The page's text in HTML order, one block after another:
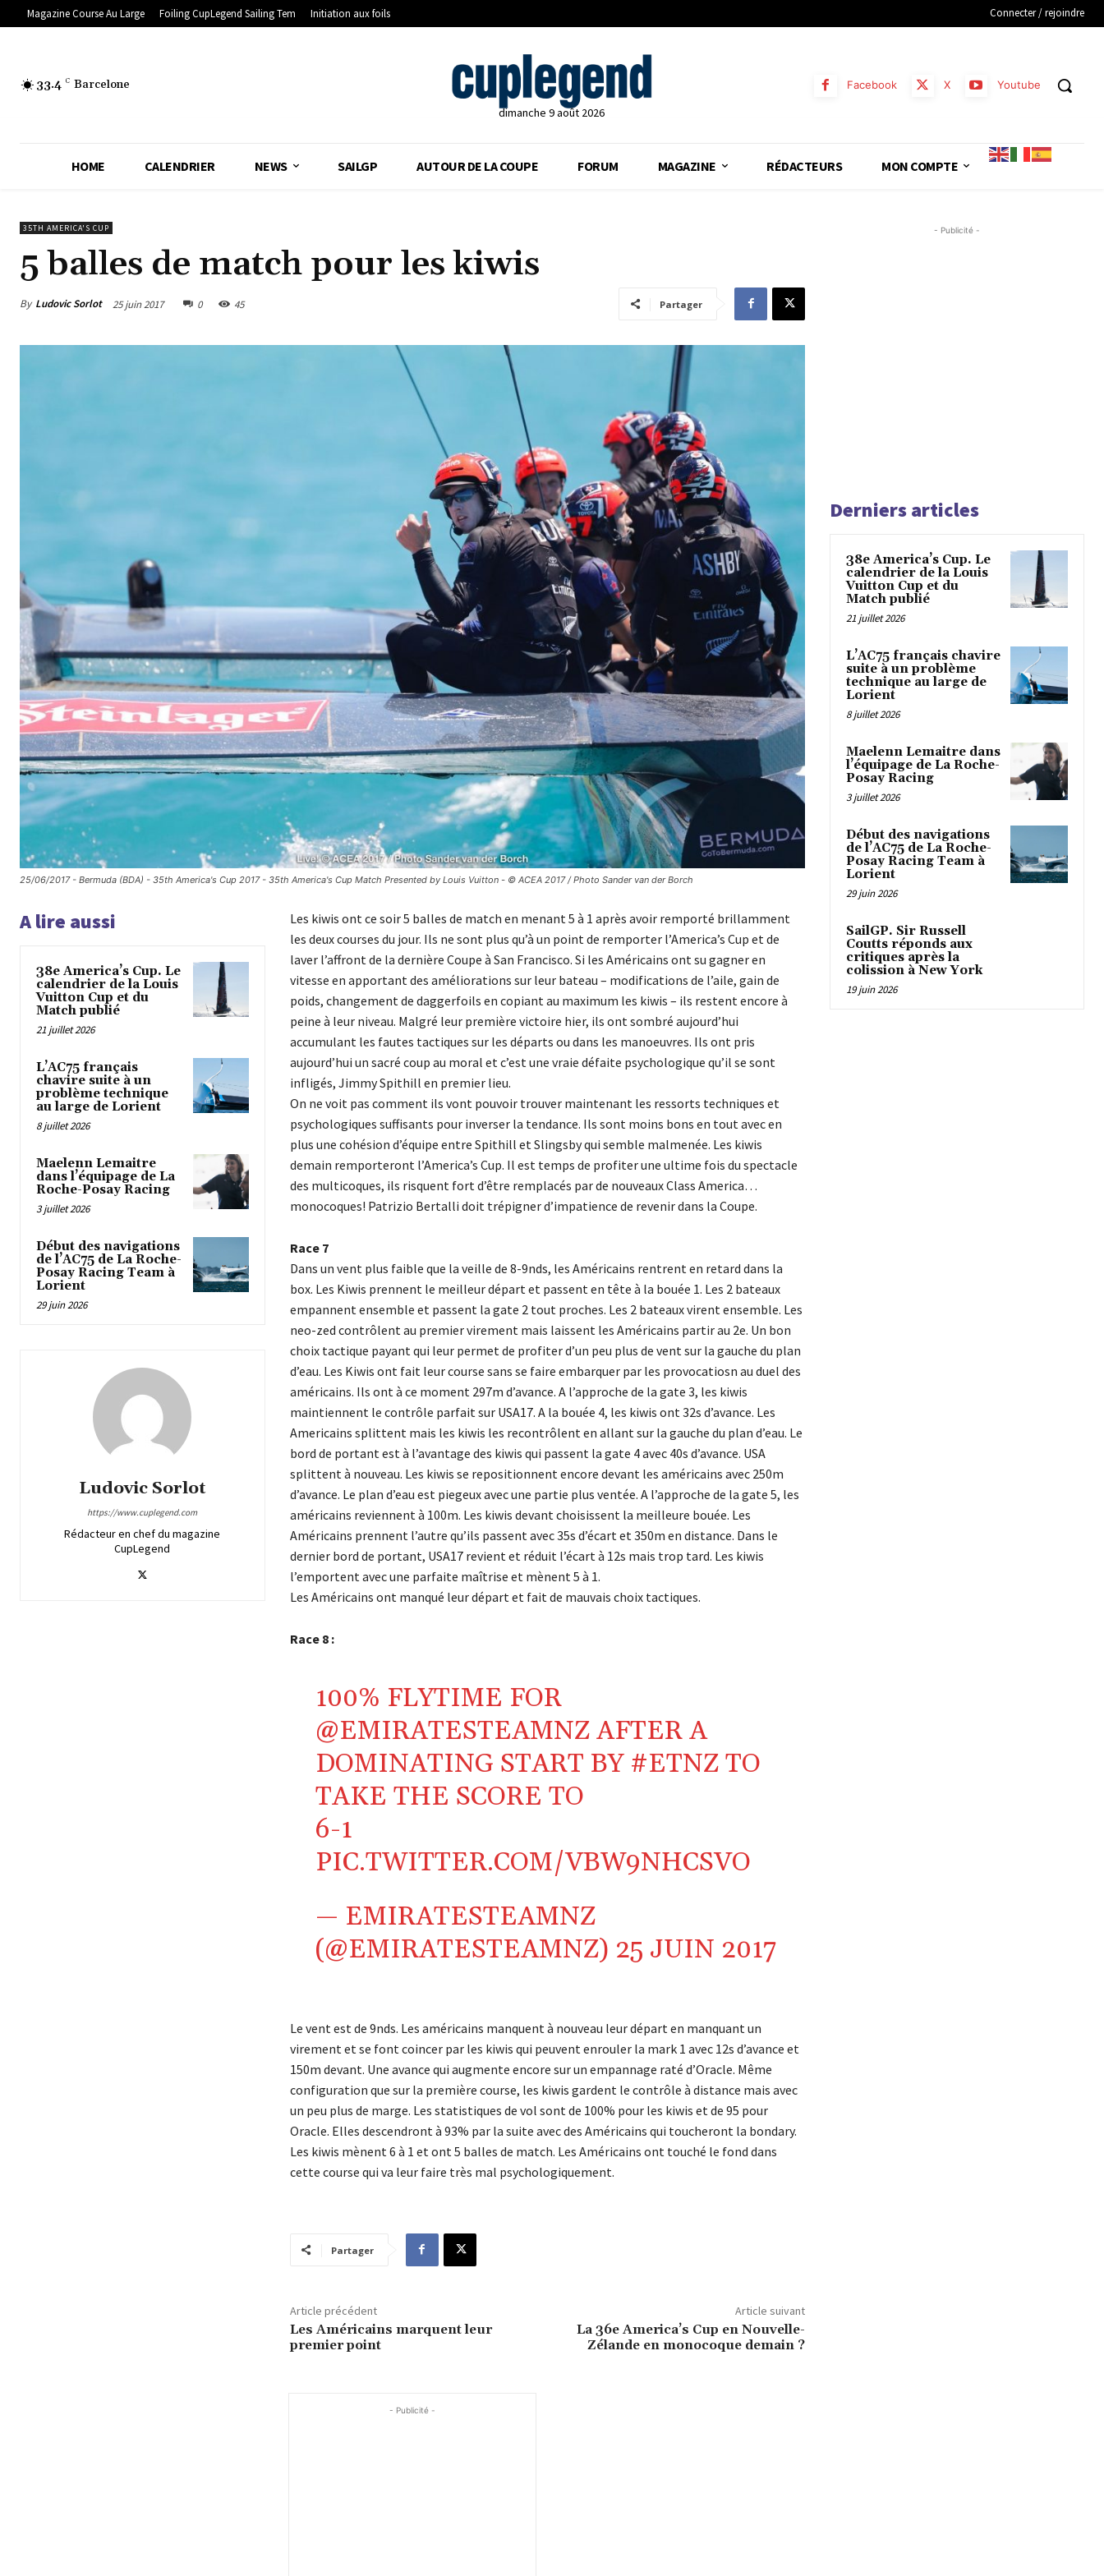
Magazine Course Au Large Foiling CupLegend Sailing Tem Initiation aux foils Connecter / rejoindre
33.4 C Barcelone
dimanche 9 août 2026
Facebook X Youtube
HOME CALENDRIER NEWS SAILGP AUTOUR DE LA COUPE FORUM MAGAZINE RÉDACTEURS MON COMPTE
35TH AMERICA'S CUP
5 balles de match pour les kiwis
By Ludovic Sorlot 25 juin 2017 0 45 Partager
25/06/2017 - Bermuda (BDA) - 35th America's Cup 2017 - 35th America's Cup Match Presented by Louis Vuitton - © ACEA 2017 / Photo Sander van der Borch
A lire aussi
38e America’s Cup. Le
calendrier de la Louis
Vuitton Cup et du
Match publié
21 juillet 2026
L’AC75 français
chavire suite à un
problème technique
au large de Lorient
8 juillet 2026
Maelenn Lemaitre
dans l’équipage de La
Roche-Posay Racing
3 juillet 2026
Début des navigations
de l’AC75 de La Roche-
Posay Racing Team à
Lorient
29 juin 2026
Ludovic Sorlot
https://www.cuplegend.com
Rédacteur en chef du magazine
CupLegend
Les kiwis ont ce soir 5 balles de match en menant 5 à 1 après avoir remporté brillamment
les deux courses du jour. Ils ne sont plus qu’à un point de remporter l’America’s Cup et de
laver l’affront de la dernière Coupe à San Francisco. Si les Américains ont su gagner en
vitesse en apportant des améliorations sur leur bateau – modifications de l’aile, gain de
poids, changement de daggerfoils en copiant au maximum les kiwis – ils restent encore à
peine à leur niveau. Malgré leur première victoire hier, ils ont sombré aujourd’hui
accumulant les fautes tactiques sur les départs ou dans les manoeuvres. Ils ont pris
aujourd’hui un sacré coup au moral et c’est une vraie défaite psychologique qu’il se sont
infligés, Jimmy Spithill en premier lieu.
On ne voit pas comment ils vont pouvoir trouver maintenant les ressorts techniques et
psychologiques suffisants pour inverser la tendance. Ils sont moins bons en tout avec en
plus une cohésion d’équipe entre Spithill et Slingsby qui semble malmenée. Les kiwis
demain remporteront l’America’s Cup. Il est temps de profiter une ultime fois du spectacle
des multicoques, ils risquent fort d’être remplacés par de nouveaux Class America…
monocoques! Patrizio Bertalli doit trépigner d’impatience de revenir dans la Coupe.
Race 7
Dans un vent plus faible que la veille de 8-9nds, les Américains rentrent en retard dans la
box. Les Kiwis prennent le meilleur départ et passent en tête à la bouée 1. Les 2 bateaux
empannent ensemble et passent la gate 2 tout proches. Les 2 bateaux virent ensemble. Les
neo-zed contrôlent au premier virement mais laissent les Américains partir au 2e. Un bon
choix tactique payant qui leur permet de profiter d’un peu plus de vent sur la gauche du plan
d’eau. Les Kiwis ont fait leur course sans se faire embarquer par les provocatiosn au duel des
américains. Ils ont à ce moment 297m d’avance. A l’approche de la gate 3, les kiwis
maintiennent le contrôle parfait sur USA17. A la bouée 4, les kiwis ont 32s d’avance. Les
Americains splittent mais les kiwis les recontrôlent en allant sur la gauche du plan d’eau. Le
bord de portant est à l’avantage des kiwis qui passent la gate 4 avec 40s d’avance. USA
splittent à nouveau. Les kiwis se repositionnent encore devant les américains avec 250m
d’avance. Le plan d’eau est piegeux avec une partie plus ventée. A l’approche de la gate 5, les
américains reviennent à 100m. Les kiwis devant choisissent la meilleure bouée. Les
Américains prennent l’autre qu’ils passent avec 35s d’écart et 350m en distance. Dans le
dernier bord de portant, USA17 revient et réduit l’écart à 12s mais trop tard. Les kiwis
l’emportent avec une parfaite maîtrise et mènent 5 à 1.
Les Américains ont manqué leur départ et fait de mauvais choix tactiques.
Race 8 :
100% FLYTIME FOR
@EMIRATESTEAMNZAFTER A
DOMINATING START BY #ETNZTO
TAKE THE SCORE TO
6-1
PIC.TWITTER.COM/VBW9NHCSVO
— EMIRATESTEAMNZ
(@EMIRATESTEAMNZ) 25 JUIN 2017
Le vent est de 9nds. Les américains manquent à nouveau leur départ en manquant un
virement et se font coincer par les kiwis qui peuvent enrouler la mark 1 avec 12s d’avance et
150m devant. Une avance qui augmente encore sur un empannage raté d’Oracle. Même
configuration que sur la première course, les kiwis gardent le contrôle à distance mais avec
un peu plus de marge. Les statistiques de vol sont de 100% pour les kiwis et de 95 pour
Oracle. Elles descendront à 93% par la suite avec des Américains qui toucheront la bondary.
Les kiwis mènent 6 à 1 et ont 5 balles de match. Les Américains ont touché le fond dans
cette course qui va leur faire très mal psychologiquement.
Partager
Article précédent
Les Américains marquent leur
premier point
Article suivant
La 36e America’s Cup en Nouvelle-
Zélande en monocoque demain ?
- Publicité -
- Publicité -
Derniers articles
38e America’s Cup. Le
calendrier de la Louis
Vuitton Cup et du
Match publié
21 juillet 2026
L’AC75 français chavire
suite à un problème
technique au large de
Lorient
8 juillet 2026
Maelenn Lemaitre dans
l’équipage de La Roche-
Posay Racing
3 juillet 2026
Début des navigations
de l’AC75 de La Roche-
Posay Racing Team à
Lorient
29 juin 2026
SailGP. Sir Russell
Coutts réponds aux
critiques après la
colission à New York
19 juin 2026